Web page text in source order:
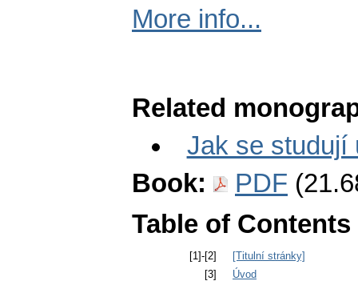
More info...
Related
Jak se studují
Book:
PDF
Table of Contents
[1]-[2]
[Titulní stránky]
[3]
Úvod